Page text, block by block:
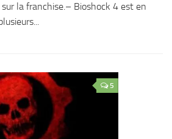
sur la franchise.– Bioshock 4 est en
5